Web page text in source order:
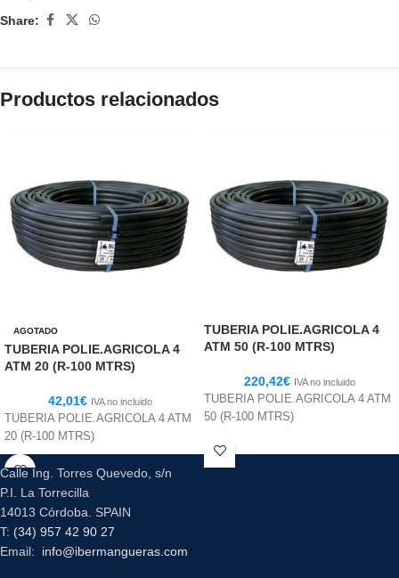
Share:
Productos relacionados
AGOTADO
TUBERIA POLIE.AGRICOLA 4
ATM 20 (R-100 MTRS)
42,01€ IVA no incluido
TUBERIA POLIE.AGRICOLA 4 ATM
20 (R-100 MTRS)
TUBERIA POLIE.AGRICOLA 4
ATM 50 (R-100 MTRS)
220,42€ IVA no incluido
TUBERIA POLIE.AGRICOLA 4 ATM
50 (R-100 MTRS)
Calle Ing. Torres Quevedo, s/n
P.I. La Torrecilla
14013 Córdoba. SPAIN
T: (34) 957 42 90 27
Email: info@ibermangueras.com